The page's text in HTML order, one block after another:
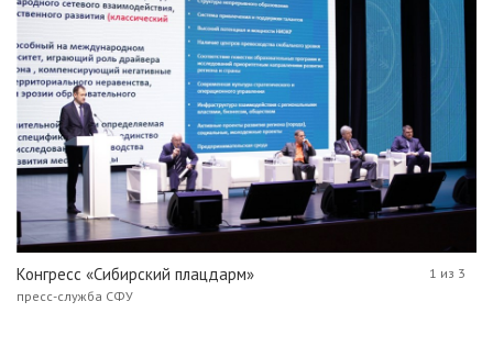
Конгресс «Сибирский плацдарм»
пресс-служба СФУ
1 из 3